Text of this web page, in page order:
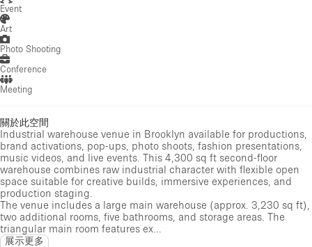
Event
Art
Photo Shooting
Conference
Meeting
關於此空間
Industrial warehouse venue in Brooklyn available for productions,
brand activations, pop-ups, photo shoots, fashion presentations,
music videos, and live events. This 4,300 sq ft second-floor
warehouse combines raw industrial character with flexible open
space suitable for creative builds, immersive experiences, and
production staging.
The venue includes a large main warehouse (approx. 3,230 sq ft),
two additional rooms, five bathrooms, and storage areas. The
triangular main room features ex...
展示更多